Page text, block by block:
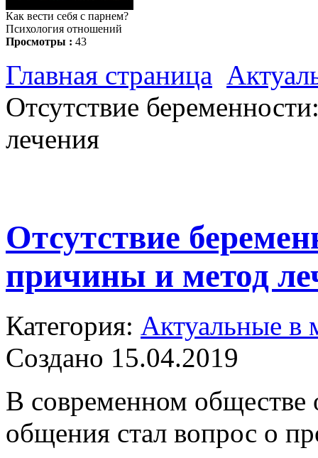
Как вести себя с парнем?
Психология отношений
Просмотры : 43
Главная страница
Отсутствие
лечения
Отсутствие
причины и метод
Категория: Актуальные в
Создано 15.04.2019
В современном обществе
общения стал вопрос о